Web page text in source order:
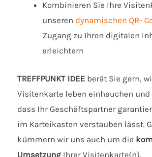
Kombinieren Sie Ihre
unseren dynamischen QR-
Zugang zu Ihren digitalen
erleichtern
TREFFPUNKT IDEE berät Sie gern,
Visitenkarte leben einhauchen und
dass Ihr Geschäftspartner
im Karteikasten verstauben lässt.
kümmern wir uns auch um die
Umsetzung Ihrer Visitenkarte(n).